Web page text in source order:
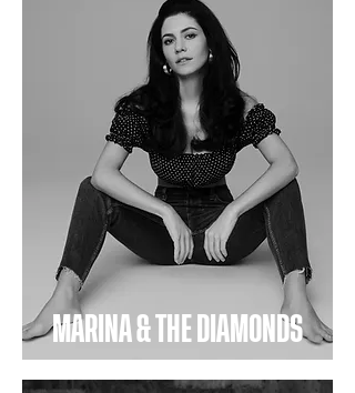
MARINA & THE DIAMONDS